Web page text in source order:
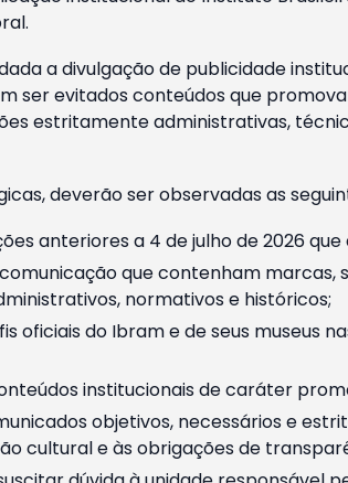
a divulgação de publicidade
ser evitados conteúdos que
estritamente administrativas,
deverão ser observadas as
anteriores a 4 de julho de 2026
que contenham
normativos e históricos;
do Ibram e de seus museus
institucionais de caráter
objetivos, necessários e
cultural e às obrigações de